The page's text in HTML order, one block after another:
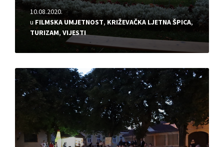
10.08.2020.
u FILMSKA UMJETNOST, KRIŽEVAČKA LJETNA ŠPICA,
TURIZAM, VIJESTI
Pročitajte
više